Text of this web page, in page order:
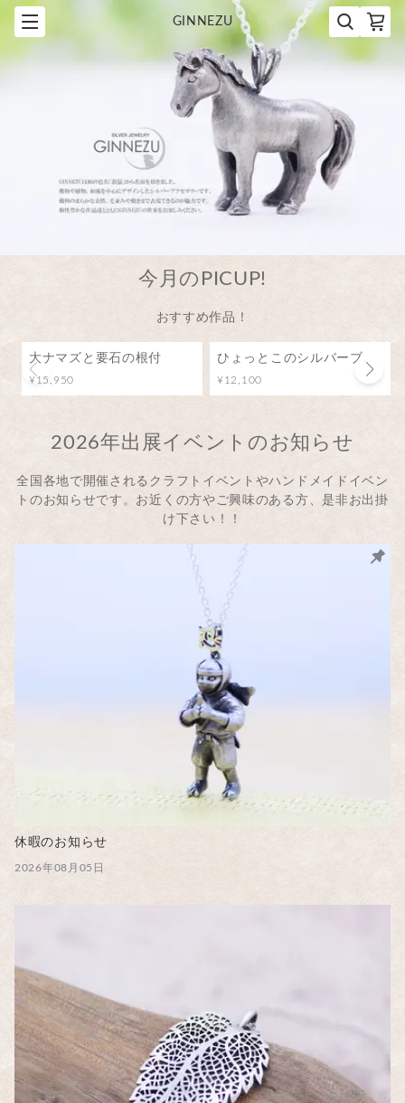
GINNEZU
今月のPICUP!
おすすめ作品！
大ナマズと要石の根付
¥15,950
ひょっとこのシルバーブローチ（ピンバッジ）
¥12,100
2026年出展イベントのお知らせ
全国各地で開催されるクラフトイベントやハンドメイドイベン
トのお知らせです。お近くの方やご興味のある方、是非お出掛
け下さい！！
休暇のお知らせ
2026年08月05日